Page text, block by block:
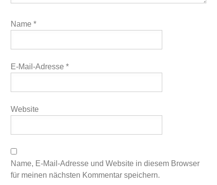
Name*
E-Mail-Adresse*
Website
Name, E-Mail-Adresse und Website in diesem Browser
für meinen nächsten Kommentar speichern.